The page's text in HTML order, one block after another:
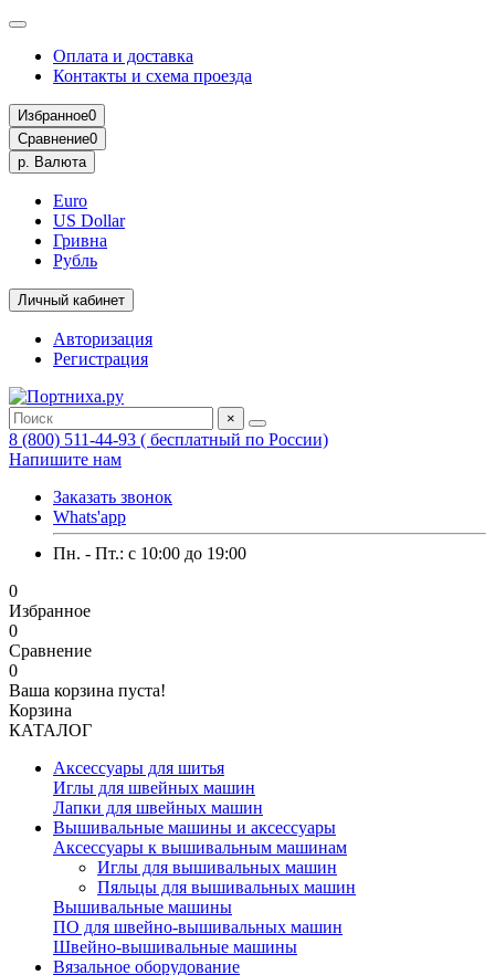
Оплата и доставка
Контакты и схема проезда
Избранное0
Сравнение0
р. Валюта
Euro
US Dollar
Гривна
Рубль
Личный кабинет
Авторизация
Регистрация
×
8 (800) 511-44-93 ( бесплатный по России)
Напишите нам
Заказать звонок
Whats'app
Пн. - Пт.: c 10:00 до 19:00
0
Избранное
0
Сравнение
0
Ваша корзина пуста!
Корзина
КАТАЛОГ
Аксессуары для шитья
Иглы для швейных машин
Лапки для швейных машин
Вышивальные машины и аксессуары
Аксессуары к вышивальным машинам
Иглы для вышивальных машин
Пяльцы для вышивальных машин
Вышивальные машины
ПО для швейно-вышивальных машин
Швейно-вышивальные машины
Вязальное оборудование